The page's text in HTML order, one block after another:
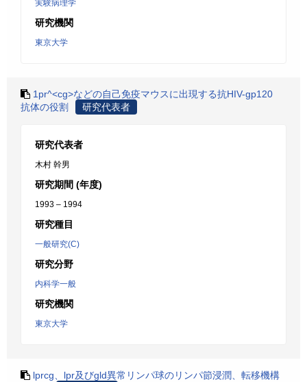
実験病理学
研究機関
東京大学
1pr^<cg>などの自己免疫マウスに出現する抗HIV-gp120
抗体の役割
研究代表者
研究代表者
木村 幹男
研究期間 (年度)
1993 – 1994
研究種目
一般研究(C)
研究分野
内科学一般
研究機関
東京大学
lprcg、lpr及びgld異常リンパ球のリンパ節浸潤、転移機構